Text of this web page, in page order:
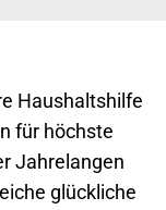
Haushaltshilfe
für höchste
Jahrelangen
glückliche